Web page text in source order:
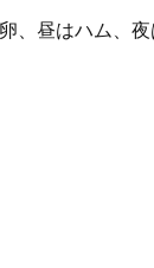
、昼はハム、